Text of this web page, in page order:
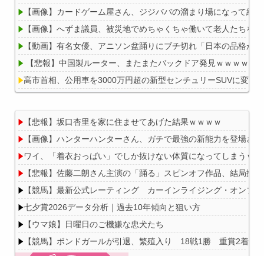
【画像】カードゲーム屋さん、ジジババの溜まり場になって終
【画像】へずま議員、被災地でめちゃくちゃ働いて老人たちを
【動画】有名女優、アニソン盆踊りにブチ切れ「日本の品格が
【悲報】中国製ルーター、またまたバックドア発見ｗｗｗｗｗ
高市首相、公用車を3000万円超の新型センチュリーSUVに変更
Powered by livedoor 相互RSS
【悲報】坂口杏里を家に住ませてあげた結果ｗｗｗｗ
【画像】ハンターハンターさん、ガチで最強の新能力を登場さ
ワイ、「着衣おっばい」でしか抜けない体質になってしまうｗ
【悲報】佐藤二朗さん主演の「踊る」スピンオフ作品、結局撮
【競馬】最新公式レーティング カーインライジング・オン
七夕賞2026データ分析｜過去10年傾向と狙い方
【ウマ娘】日曜日のご機嫌な忠犬たち
【競馬】ボンドガールが引退、繁殖入り 18戦1勝 重賞2着7